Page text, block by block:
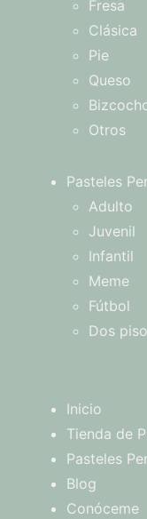
Fresa
Clásica
Pie
Queso
Otros
Pasteles
Adulto
Juvenil
Infantil
Meme
Fútbol
Dos
Inicio
Tienda de
Pasteles
Blog
Conóceme